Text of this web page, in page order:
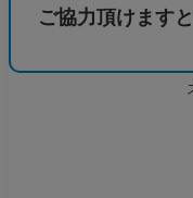
ご協力頂けます